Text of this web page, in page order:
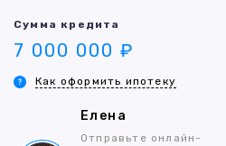
Сумма кредита
7 000 000 ₽
Как оформить ипотеку
Елена
Отправьте онлайн-